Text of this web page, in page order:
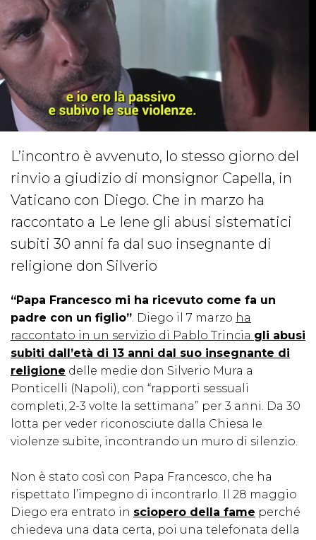
L’incontro è avvenuto, lo stesso giorno del
rinvio a giudizio di monsignor Capella, in
Vaticano con Diego. Che in marzo ha
raccontato a Le Iene gli abusi sistematici
subiti 30 anni fa dal suo insegnante di
religione don Silverio
“Papa Francesco mi ha ricevuto come fa un
padre con un figlio”. Diego il 7 marzo ha
raccontato in un servizio di Pablo Trincia gli abusi
subiti dall’età di 13 anni dal suo insegnante di
religione delle medie don Silverio Mura a
Ponticelli (Napoli), con “rapporti sessuali
completi, 2-3 volte la settimana” per 3 anni. Da 30
lotta per veder riconosciute dalla Chiesa le
violenze subite, incontrando un muro di silenzio.
Non è stato così con Papa Francesco, che ha
rispettato l’impegno di incontrarlo. Il 28 maggio
Diego era entrato in sciopero della fame perché
chiedeva una data certa, poi una telefonata della